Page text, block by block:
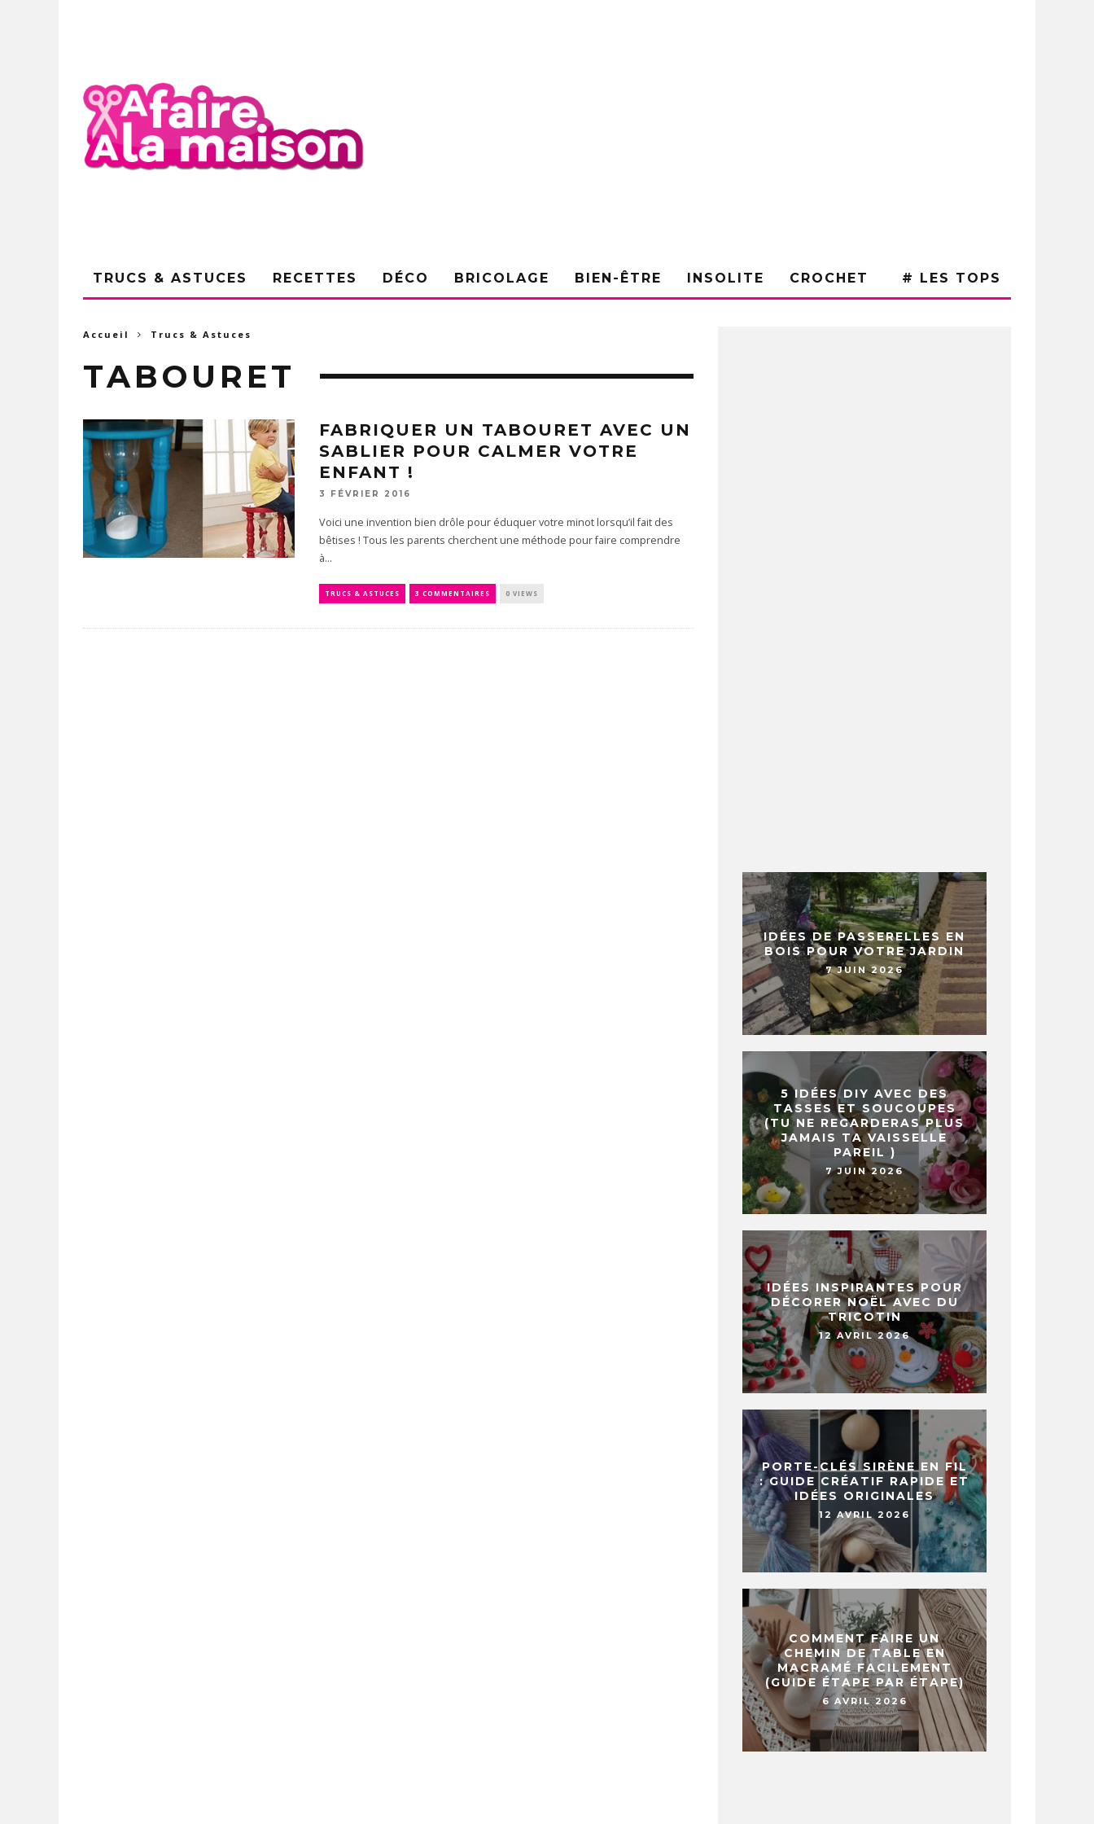
TRUCS & ASTUCES RECETTES DÉCO BRICOLAGE BIEN-ÊTRE INSOLITE CROCHET # LES TOPS
Accueil Trucs & Astuces
TABOURET
FABRIQUER UN TABOURET AVEC UN
SABLIER POUR CALMER VOTRE
ENFANT !
3 FÉVRIER 2016
Voici une invention bien drôle pour éduquer votre minot lorsqu’il fait des
bêtises ! Tous les parents cherchent une méthode pour faire comprendre
à...
TRUCS & ASTUCES 3 COMMENTAIRES 0 VIEWS
IDÉES DE PASSERELLES EN
BOIS POUR VOTRE JARDIN
7 JUIN 2026
5 IDÉES DIY AVEC DES
TASSES ET SOUCOUPES
(TU NE REGARDERAS PLUS
JAMAIS TA VAISSELLE
PAREIL )
7 JUIN 2026
IDÉES INSPIRANTES POUR
DÉCORER NOËL AVEC DU
TRICOTIN
12 AVRIL 2026
PORTE-CLÉS SIRÈNE EN FIL
: GUIDE CRÉATIF RAPIDE ET
IDÉES ORIGINALES
12 AVRIL 2026
COMMENT FAIRE UN
CHEMIN DE TABLE EN
MACRAMÉ FACILEMENT
(GUIDE ÉTAPE PAR ÉTAPE)
6 AVRIL 2026